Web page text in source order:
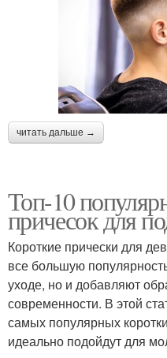
читать дальше →
Топ-10
причесок для
Короткие прически для
все большую
уходе, но и добавляют
современности. В этой
самых популярных
идеально подойдут для